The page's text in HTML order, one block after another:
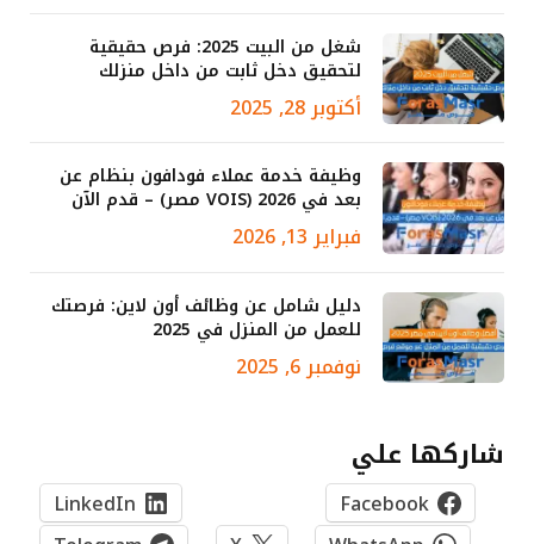
شغل من البيت 2025: فرص حقيقية
لتحقيق دخل ثابت من داخل منزلك
أكتوبر 28, 2025
وظيفة خدمة عملاء فودافون بنظام عن
بعد في 2026 (VOIS مصر) – قدم الآن
فبراير 13, 2026
دليل شامل عن وظائف أون لاين: فرصتك
للعمل من المنزل في 2025
نوفمبر 6, 2025
شاركها علي
Facebook
LinkedIn